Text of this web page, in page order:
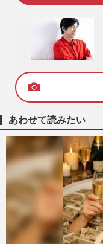
あわせて読みたい